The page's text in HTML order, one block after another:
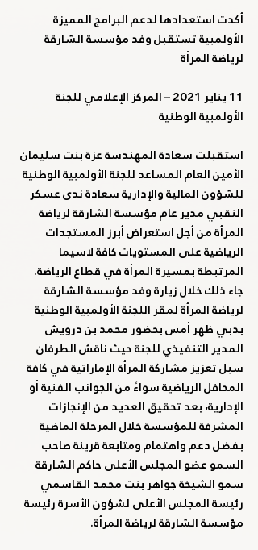
أكدت استعدادها لدعم البرامج المميزة
الأولمبية تستقبل وفد مؤسسة الشارقة
لرياضة المرأة
11 يناير 2021 – المركز الإعلامي للجنة
الأولمبية الوطنية
استقبلت سعادة المهندسة عزة بنت سليمان
الأمين العام المساعد للجنة الأولمبية الوطنية
للشؤون المالية والإدارية سعادة ندى عسكر
النقبي مدير عام مؤسسة الشارقة لرياضة
المرأة من أجل استعراض أبرز المستجدات
الرياضية على المستويات كافة لاسيما
المرتبطة بمسيرة المرأة في قطاع الرياضة.
جاء ذلك خلال زيارة وفد مؤسسة الشارقة
لرياضة المرأة لمقر اللجنة الأولمبية الوطنية
بدبي ظهر أمس بحضور محمد بن درويش
المدير التنفيذي للجنة حيث ناقش الطرفان
سبل تعزيز مشاركة المرأة الإماراتية في كافة
المحافل الرياضية سواءً من الجوانب الفنية أو
الإدارية، بعد تحقيق العديد من الإنجازات
المشرفة للمؤسسة خلال المرحلة الماضية
بفضل دعم واهتمام ومتابعة قرينة صاحب
السمو عضو المجلس الأعلى حاكم الشارقة
سمو الشيخة جواهر بنت محمد القاسمي
رئيسة المجلس الأعلى لشؤون الأسرة رئيسة
مؤسسة الشارقة لرياضة المرأة.